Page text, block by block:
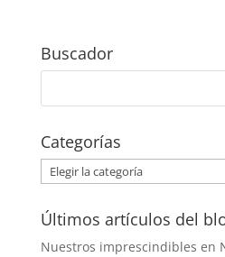
Buscador
Categorías
Categorías
Últimos artículos del
Nuestros imprescindibles en